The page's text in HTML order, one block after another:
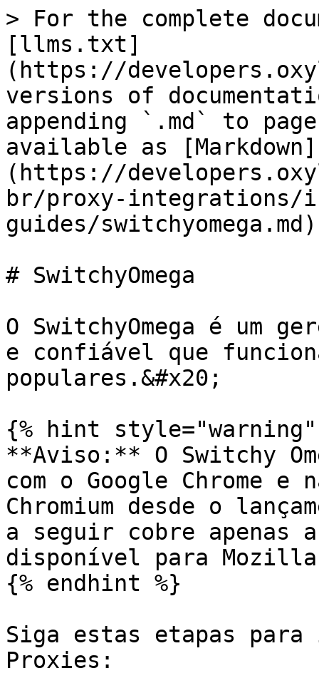
> For the complete
[llms.txt]
(https://
versions of
appending `.md` to
available as [Markdown]
(https://
br/proxy-integrations/
guides/
# SwitchyOmega
O SwitchyOmega é um
e confiável que
populares.&#x20;
{% hint style="warning"
**Aviso:** O Switchy
com o Google Chrome e
Chromium desde o
a seguir cobre apenas
disponível para
{% endhint %}
Siga estas etapas
Proxies: